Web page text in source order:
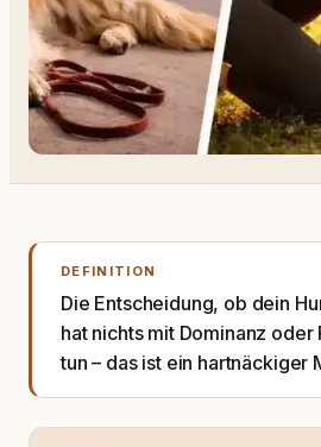
DEFINITION
Die Entscheidung, ob dein
hat nichts mit Dominanz oder
tun – das ist ein hartnäckiger